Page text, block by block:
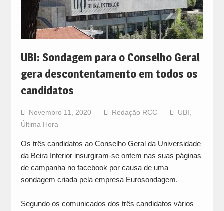
UBI: Sondagem para o Conselho Geral
gera descontentamento em todos os
candidatos
Novembro 11, 2020 Redação RCC UBI
Última Hora
Os três candidatos ao Conselho Geral da Universidade
da Beira Interior insurgiram-se ontem nas suas páginas
de campanha no facebook por causa de uma
sondagem criada pela empresa Eurosondagem.
Segundo os comunicados dos três candidatos vários